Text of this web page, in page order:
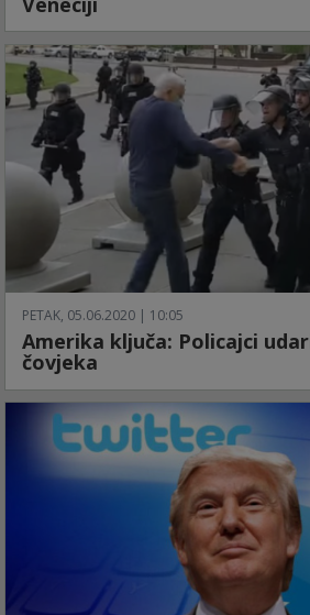
PETAK, 05.06.2020 | 10:05
Amerika ključa: Policajci
čovjeka